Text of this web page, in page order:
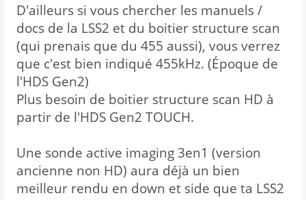
D'ailleurs si vous chercher les manuels /
docs de la LSS2 et du boitier structure scan
(qui prenais que du 455 aussi), vous verrez
que c'est bien indiqué 455kHz. (Époque de
l'HDS Gen2)
Plus besoin de boitier structure scan HD à
partir de l'HDS Gen2 TOUCH.
Une sonde active imaging 3en1 (version
ancienne non HD) aura déjà un bien
meilleur rendu en down et side que ta LSS2